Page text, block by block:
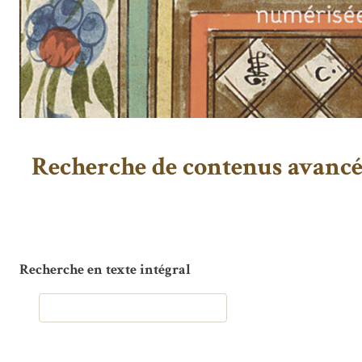
Recherche de contenus
Recherche en texte intégral